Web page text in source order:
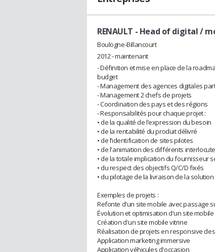
RENAULT - Head of digital /
Boulogne-Billancourt
2012 - maintenant
- Définition et mise en place de la
budget
- Management des agences digitales
- Management 2 chefs de projets
- Coordination des pays et des régions
- Responsabilités pour chaque projet :
• de la qualité de l’expression du besoin
• de la rentabilité du produit délivré
• de l’identification de sites pilotes
• de l'animation des différents
• de la totale implication du fournisseur
• du respect des objectifs Q/C/D fixés
• du pilotage de la livraison de la
Exemples de projets :
Refonte d'un site mobile avec passage
Évolution et optimisation d'un site
Création d'un site mobile vitrine
Réalisation de projets en responsive
Application marketing immersive
Application véhicules d'occasion